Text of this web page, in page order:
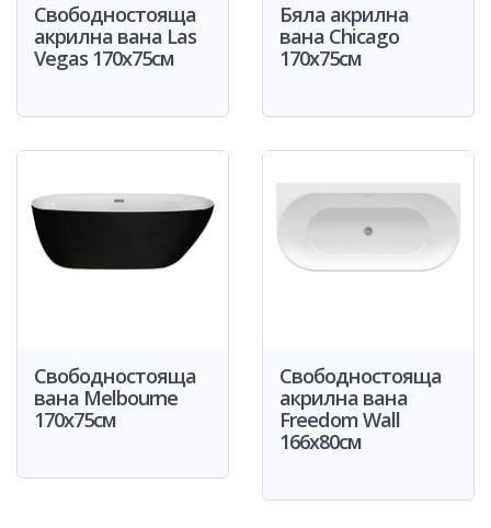
Свободностояща
акрилна вана Las
Vegas 170x75см
Бяла акрилна
вана Chicago
170x75см
Свободностояща
вана Melbourne
170x75см
Свободностояща
акрилна вана
Freedom Wall
166x80см